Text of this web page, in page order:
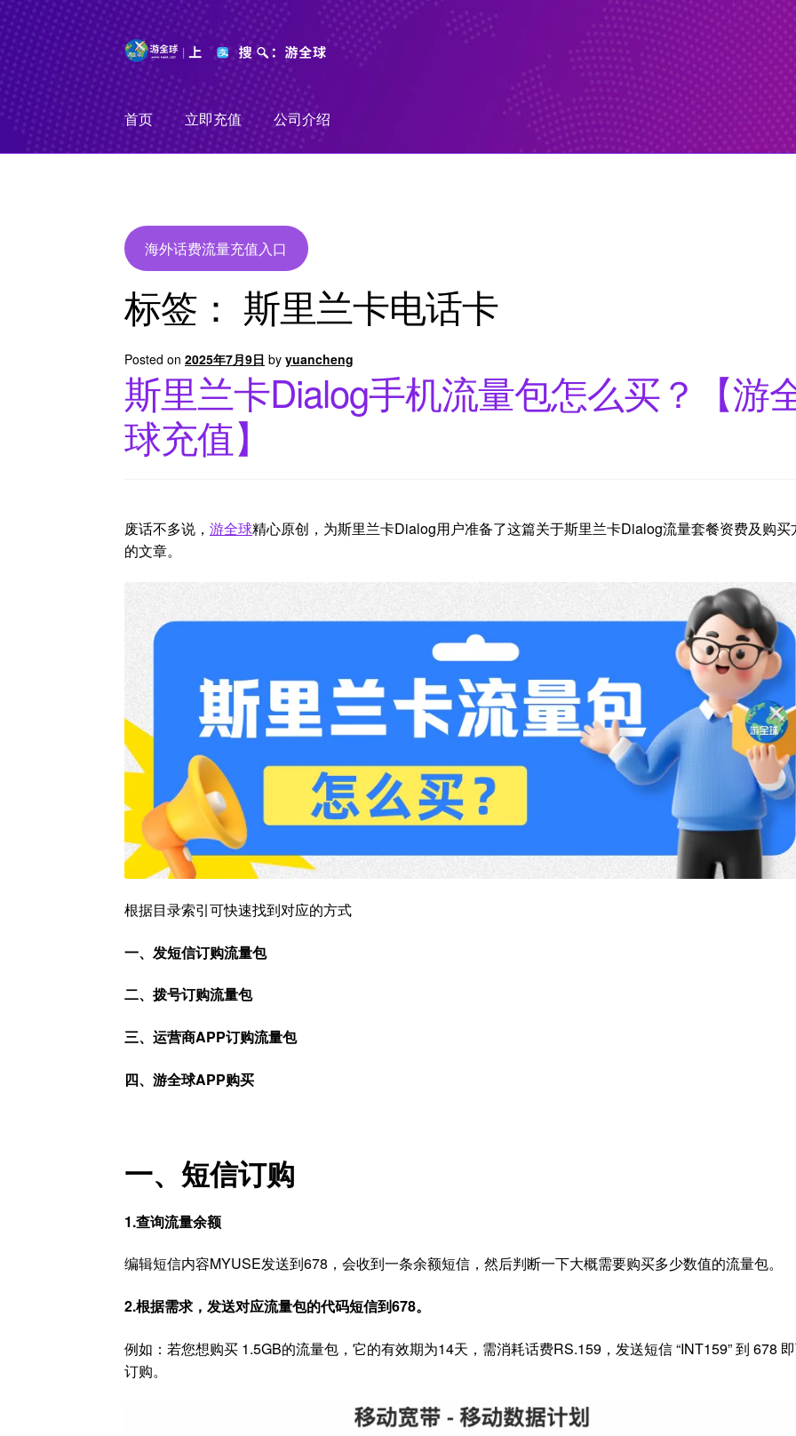
Skip
to
navigation
Skip
to
content
首页
立即充值 公司介绍
海外话费流量充值入口
标签： 斯里兰卡电话卡
Posted on2025年7月9日 byyuancheng
斯里兰卡Dialog手机流量包怎么买？【游
球充值】
废话不多说，游全球精心原创，为斯里兰卡Dialog用户准备了这篇关于斯里兰卡Dialog流量套餐资费及购买
的文章。
根据目录索引可快速找到对应的方式
一、发短信订购流量包
二、拨号订购流量包
三、运营商APP订购流量包
四、游全球APP购买
一、短信订购
1.查询流量余额
编辑短信内容MYUSE发送到678，会收到一条余额短信，然后判断一下大概需要购买多少数值的流量包。
2.根据需求，发送对应流量包的代码短信到678。
例如：若您想购买 1.5GB的流量包，它的有效期为14天，需消耗话费RS.159，发送短信 “INT159” 到 678
订购。